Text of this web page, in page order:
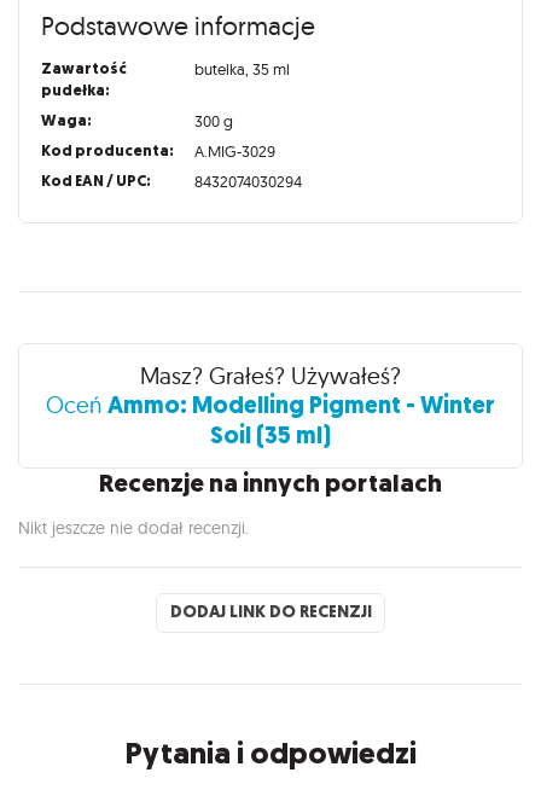
Podstawowe informacje
Zawartość
pudełka:
butelka, 35 ml
Waga: 300 g
Kod producenta: A.MIG-3029
Kod EAN / UPC: 8432074030294
Recenzje
Masz? Grałeś? Używałeś?
Oceń Ammo: Modelling Pigment - Winter
Soil (35 ml)
Recenzje na innych portalach
Nikt jeszcze nie dodał recenzji.
DODAJ LINK DO RECENZJI
Pytania i odpowiedzi